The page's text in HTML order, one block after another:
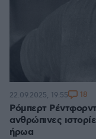
Ρόμπερτ
ανθρώπινες
ήρωα
22.09.2025, 19:55 18